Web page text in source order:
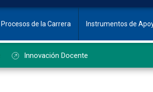
Procesos de la Carrera Instrumentos de
Innovación Docente